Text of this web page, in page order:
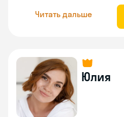
Читать дальше
Юлия